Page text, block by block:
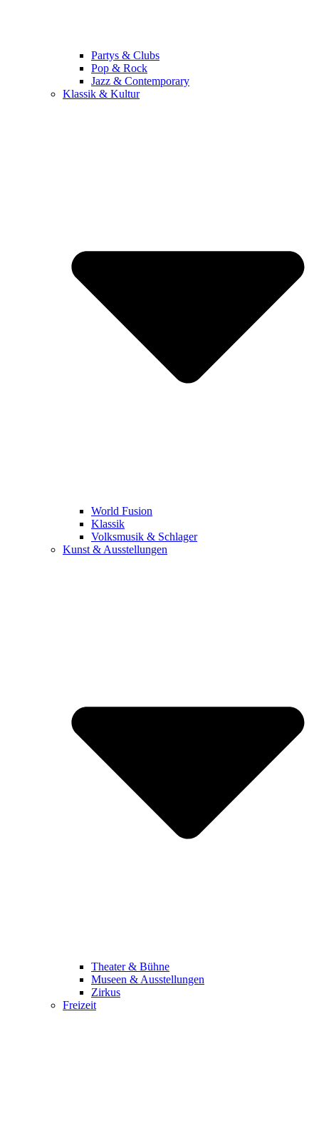
Partys & Clubs
Pop & Rock
Jazz & Contemporary
Klassik & Kultur
World Fusion
Klassik
Volksmusik & Schlager
Kunst & Ausstellungen
Theater & Bühne
Museen & Ausstellungen
Zirkus
Freizeit